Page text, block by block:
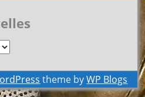
theme byWP Blogs